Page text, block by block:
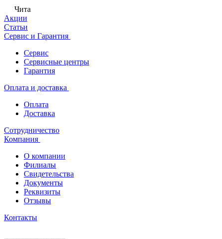
Чита
Акции
Статьи
Сервис и Гарантия
Сервис
Сервисные центры
Гарантия
Оплата и доставка
Оплата
Доставка
Сотрудничество
Компания
О компании
Филиалы
Свидетельства
Документы
Реквизиты
Отзывы
Контакты